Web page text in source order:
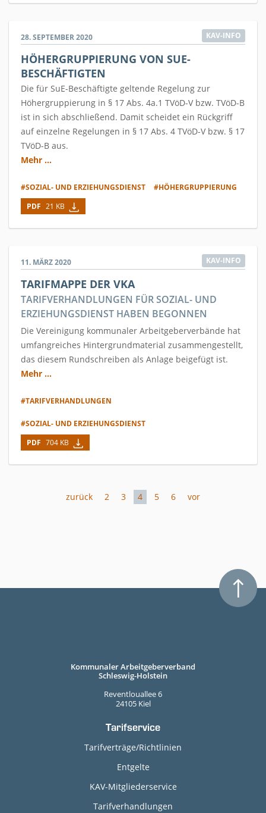
28. SEPTEMBER 2020 KAV-INFO
HÖHERGRUPPIERUNG VON SUE-
BESCHÄFTIGTEN
Die für SuE-Beschäftigte geltende Regelung zur
Höhergruppierung in § 17 Abs. 4a.1 TVöD-V bzw. TVöD-B
ist in sich abschließend. Damit scheidet ein Rückgriff
auf einzelne Regelungen in § 17 Abs. 4 TVöD-V bzw. § 17
TVöD-B aus.
Mehr ...
#SOZIAL- UND ERZIEHUNGSDIENST
#HÖHERGRUPPIERUNG
PDF 21 KB
11. MÄRZ 2020 KAV-INFO
TARIFMAPPE DER VKA
TARIFVERHANDLUNGEN FÜR SOZIAL- UND
ERZIEHUNGSDIENST HABEN BEGONNEN
Die Vereinigung kommunaler Arbeitgeberverbände hat
umfangreiches Hintergrundmaterial zusammengestellt,
das diesem Rundschreiben als Anlage beigefügt ist.
Mehr ...
#TARIFVERHANDLUNGEN
#SOZIAL- UND ERZIEHUNGSDIENST
PDF 704 KB
zurück 2 3 4 5 6 vor
Kommunaler Arbeitgeberverband
Schleswig-Holstein
Reventlouallee 6
24105 Kiel
Tarifservice
Tarifverträge/Richtlinien
Entgelte
KAV-Mitgliederservice
Tarifverhandlungen